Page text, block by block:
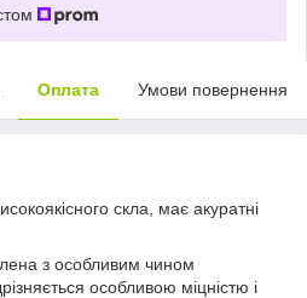
Оплата Умови повернення
скла, має акуратні
​​з особливим чином
особливою міцністю і